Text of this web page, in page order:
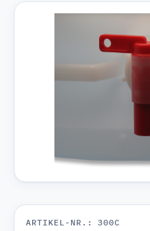
Bildergalerie überspringen
ARTIKEL-NR.: 300C